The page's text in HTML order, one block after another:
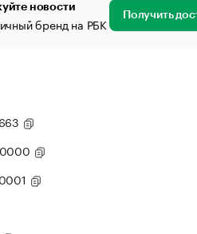
новости
бренд на РБК Получить